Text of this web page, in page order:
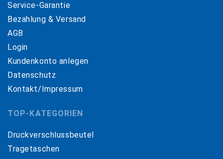
Service-Garantie
Bezahlung & Versand
AGB
Login
Kundenkonto anlegen
Datenschutz
Kontakt/Impressum
TOP-KATEGORIEN
Druckverschlussbeutel
Tragetaschen